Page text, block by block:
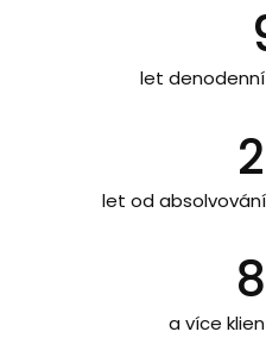
let
let od
a více